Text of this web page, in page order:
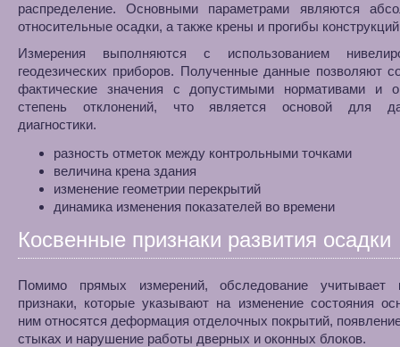
распределение. Основными параметрами являются
относительные осадки, а также крены и прогибы
Измерения выполняются с использованием
геодезических приборов. Полученные данные позволяют
фактические значения с допустимыми нормативами и
степень отклонений, что является основой для
диагностики.
разность отметок между контрольными точками
величина крена здания
изменение геометрии перекрытий
динамика изменения показателей во времени
Косвенные признаки развития осадки
Помимо прямых измерений, обследование учитывает
признаки, которые указывают на изменение состояния
ним относятся деформация отделочных покрытий,
стыках и нарушение работы дверных и оконных блоков.